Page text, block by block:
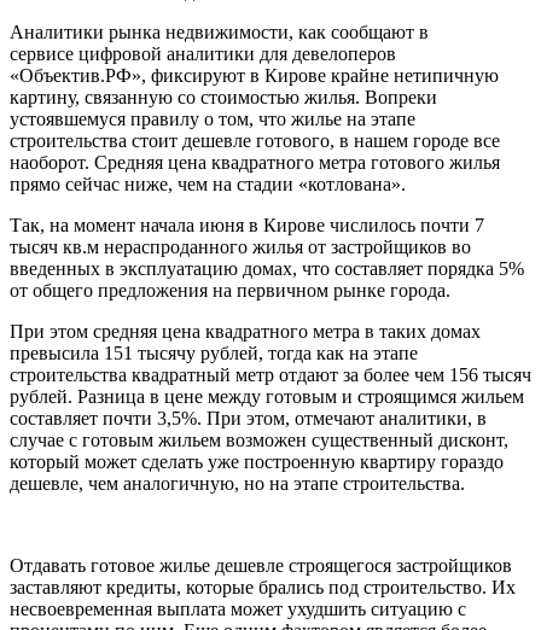
Аналитики рынка недвижимости, как сообщают в
сервисе цифровой аналитики для девелоперов
«Объектив.РФ», фиксируют в Кирове крайне нетипичную
картину, связанную со стоимостью жилья. Вопреки
устоявшемуся правилу о том, что жилье на этапе
строительства стоит дешевле готового, в нашем городе все
наоборот. Средняя цена квадратного метра готового жилья
прямо сейчас ниже, чем на стадии «котлована».
Так, на момент начала июня в Кирове числилось почти 7
тысяч кв.м нераспроданного жилья от застройщиков во
введенных в эксплуатацию домах, что составляет порядка 5%
от общего предложения на первичном рынке города.
При этом средняя цена квадратного метра в таких домах
превысила 151 тысячу рублей, тогда как на этапе
строительства квадратный метр отдают за более чем 156 тысяч
рублей. Разница в цене между готовым и строящимся жильем
составляет почти 3,5%. При этом, отмечают аналитики, в
случае с готовым жильем возможен существенный дисконт,
который может сделать уже построенную квартиру гораздо
дешевле, чем аналогичную, но на этапе строительства.
Отдавать готовое жилье дешевле строящегося застройщиков
заставляют кредиты, которые брались под строительство. Их
несвоевременная выплата может ухудшить ситуацию с